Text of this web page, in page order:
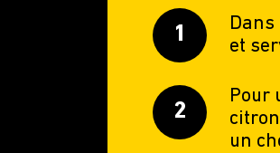
et
Pour
un